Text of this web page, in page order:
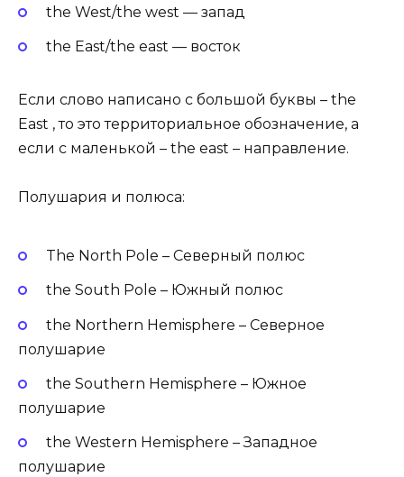
the West/the west — запад
the East/the east — восток
Если слово написано с большой буквы – the
East , то это территориальное обозначение, а
если с маленькой – the east – направление.
Полушария и полюса:
The North Pole – Северный полюс
the South Pole – Южный полюс
the Northern Hemisphere – Северное
полушарие
the Southern Hemisphere – Южное
полушарие
the Western Hemisphere – Западное
полушарие